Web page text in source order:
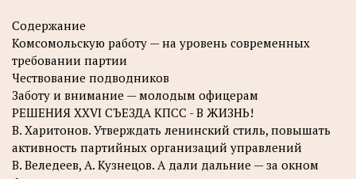
Содержание
Комсомольскую работу — на уровень современных
требовании партии
Чествование подводников
Заботу и внимание — молодым офицерам
РЕШЕНИЯ XXVI СЪЕЗДА КПСС - В ЖИЗНЬ!
В. Харитонов. Утверждать ленинский стиль, повышать
активность партийных организаций управлений
B. Веледеев, А. Кузнецов. А дали дальние — за окном